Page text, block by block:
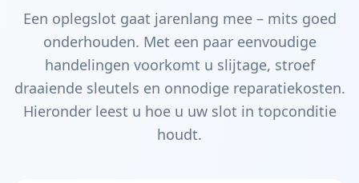
Een oplegslot gaat jarenlang mee – mits goed
onderhouden. Met een paar eenvoudige
handelingen voorkomt u slijtage, stroef
draaiende sleutels en onnodige reparatiekosten.
Hieronder leest u hoe u uw slot in topconditie
houdt.